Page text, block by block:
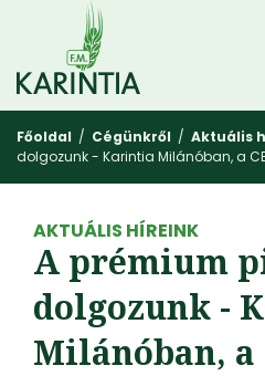
Főoldal / Cégünkről / Aktuális
dolgozunk - Karintia Milánóban, a
AKTUÁLIS HÍREINK
A prémium
dolgozunk -
Milánóban, a